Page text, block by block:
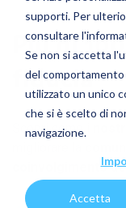
supporti. Per
consultare
Se non si accetta
del
utilizzato un unico
che si è scelto di
navigazione.
Accetta
Pubblicazioni
Messaggistica
Docs
Manifatturiero
Edilizia e
GDO
Scopri tutto
Risorse
Ultimi
Azienda
L'azienda
Più di
fiducia
Scopri come i
coinvolgimento